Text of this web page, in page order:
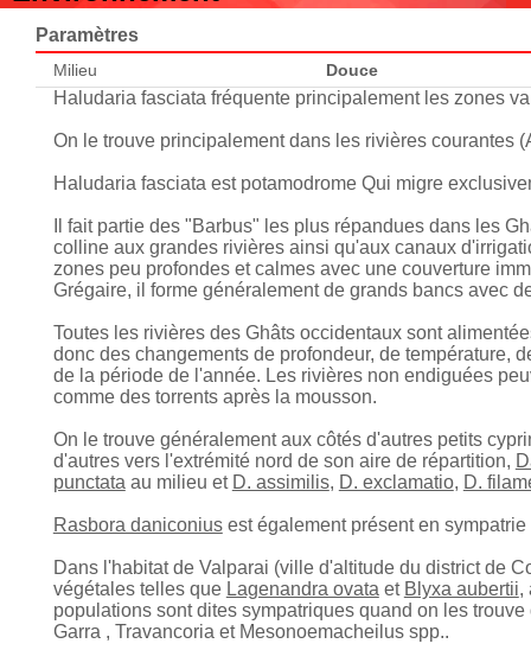
Paramètres
Milieu Douce
Haludaria fasciata fréquente principalement les zones
On le trouve principalement dans les rivières courantes
Haludaria fasciata est potamodrome Qui migre
Il fait partie des "Barbus" les plus répandues dans les
colline aux grandes rivières ainsi qu'aux canaux
zones peu profondes et calmes avec une couverture
Grégaire, il forme généralement de grands bancs avec
Toutes les rivières des Ghâts occidentaux sont
donc des changements de profondeur, de température,
de la période de l'année. Les rivières non endiguées
comme des torrents après la mousson.
On le trouve généralement aux côtés d'autres petits
d'autres vers l'extrémité nord de son aire de répartition,
punctata au milieu et D. assimilis, D. exclamatio, D.
Rasbora daniconiusest également présent en
Dans l'habitat de Valparai (ville d'altitude du district de
végétales telles que Lagenandra ovata et Blyxa aubertii,
populations sont dites sympatriques quand on les
Garra , Travancoria et Mesonoemacheilus spp..